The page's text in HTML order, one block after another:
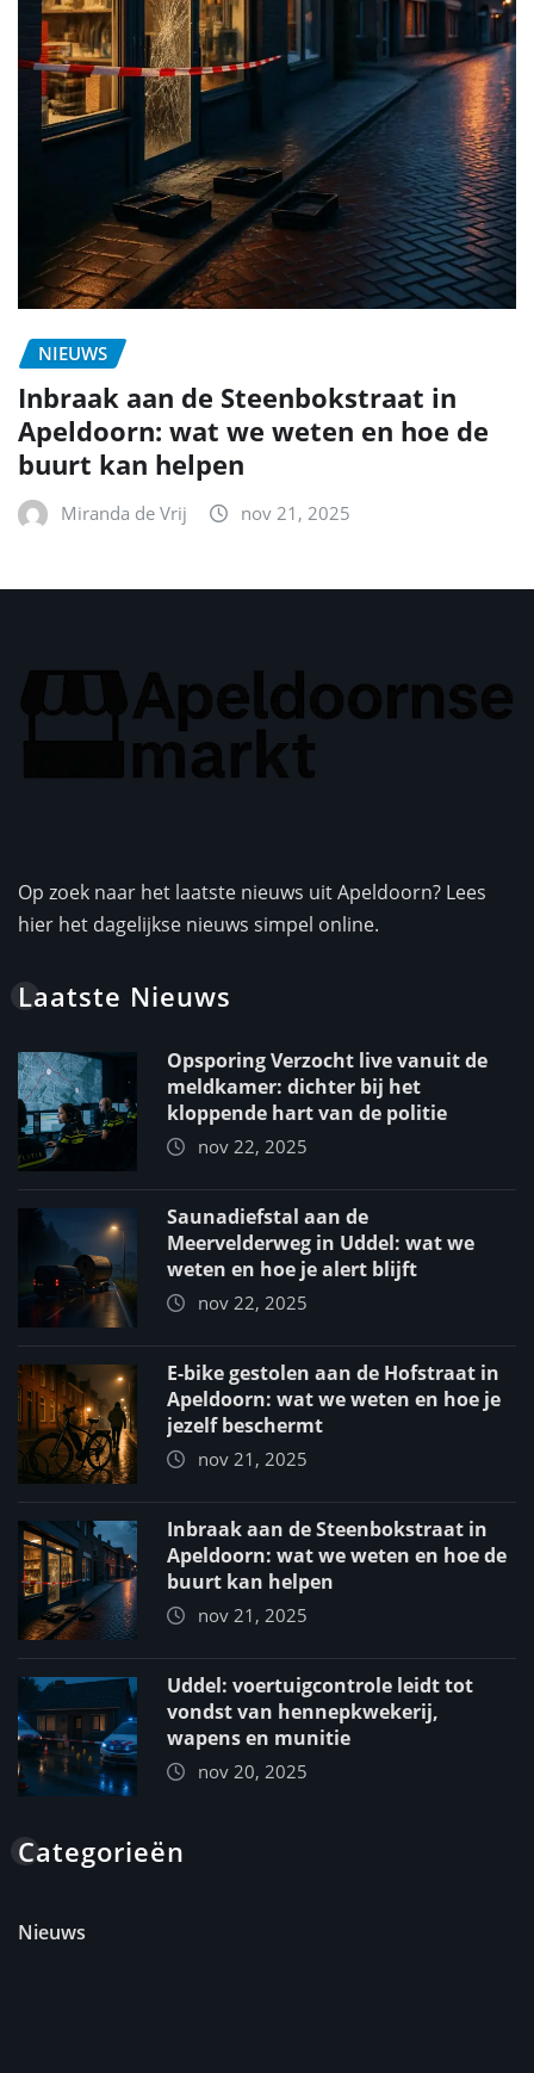
NIEUWS
Inbraak aan de Steenbokstraat in
Apeldoorn: wat we weten en hoe de
buurt kan helpen
Miranda de Vrij nov 21, 2025
Op zoek naar het laatste nieuws uit Apeldoorn? Lees
hier het dagelijkse nieuws simpel online.
Laatste Nieuws
Opsporing Verzocht live vanuit de
meldkamer: dichter bij het
kloppende hart van de politie
nov 22, 2025
Saunadiefstal aan de
Meervelderweg in Uddel: wat we
weten en hoe je alert blijft
nov 22, 2025
E-bike gestolen aan de Hofstraat in
Apeldoorn: wat we weten en hoe je
jezelf beschermt
nov 21, 2025
Inbraak aan de Steenbokstraat in
Apeldoorn: wat we weten en hoe de
buurt kan helpen
nov 21, 2025
Uddel: voertuigcontrole leidt tot
vondst van hennepkwekerij,
wapens en munitie
nov 20, 2025
Categorieën
Nieuws